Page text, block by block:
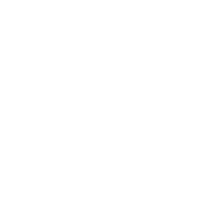
税务总局明确社会组织办理税
图文：税风和畅暖民心-东湖高
东方今报遗失声明注销公告登